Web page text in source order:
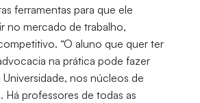
ferramentas para que ele
no mercado de trabalho,
“O aluno que quer ter
na prática pode fazer
nos núcleos de
Há professores de todas as